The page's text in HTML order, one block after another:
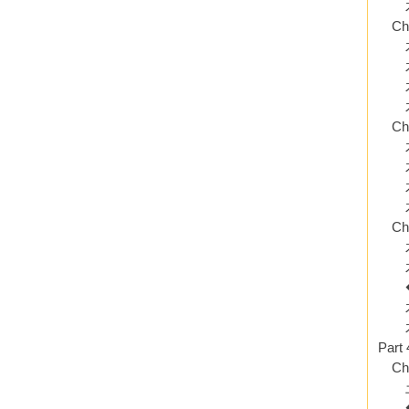
木
木
木
木
木
木
木
木
木
木
木
◆
木
木
Part
土